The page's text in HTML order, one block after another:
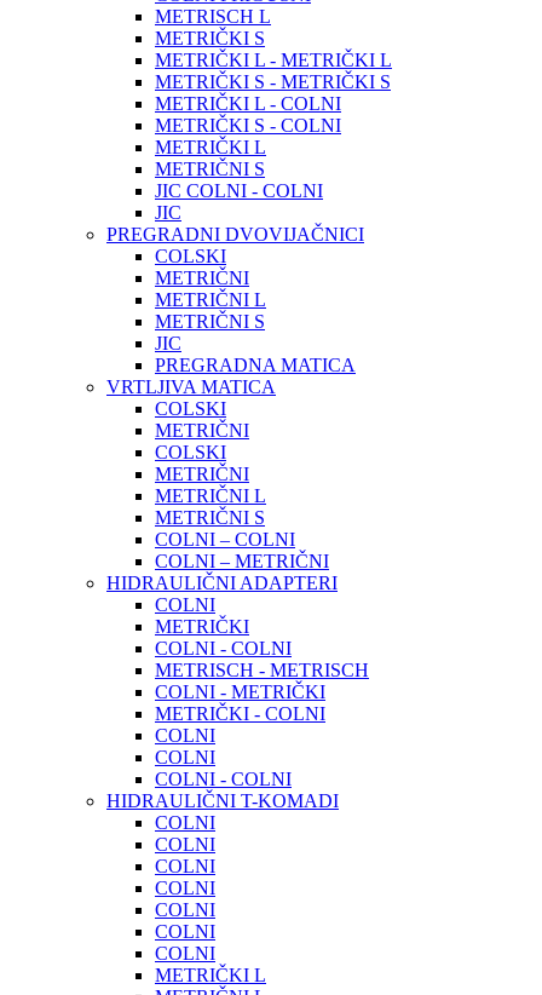
METRISCH L
METRIČKI S
METRIČKI L - METRIČKI L
METRIČKI S - METRIČKI S
METRIČKI L - COLNI
METRIČKI S - COLNI
METRIČKI L
METRIČNI S
JIC COLNI - COLNI
JIC
PREGRADNI DVOVIJAČNICI
COLSKI
METRIČNI
METRIČNI L
METRIČNI S
JIC
PREGRADNA MATICA
VRTLJIVA MATICA
COLSKI
METRIČNI
COLSKI
METRIČNI
METRIČNI L
METRIČNI S
COLNI – COLNI
COLNI – METRIČNI
HIDRAULIČNI ADAPTERI
COLNI
METRIČKI
COLNI - COLNI
METRISCH - METRISCH
COLNI - METRIČKI
METRIČKI - COLNI
COLNI
COLNI
COLNI - COLNI
HIDRAULIČNI T-KOMADI
COLNI
COLNI
COLNI
COLNI
COLNI
COLNI
COLNI
METRIČKI L